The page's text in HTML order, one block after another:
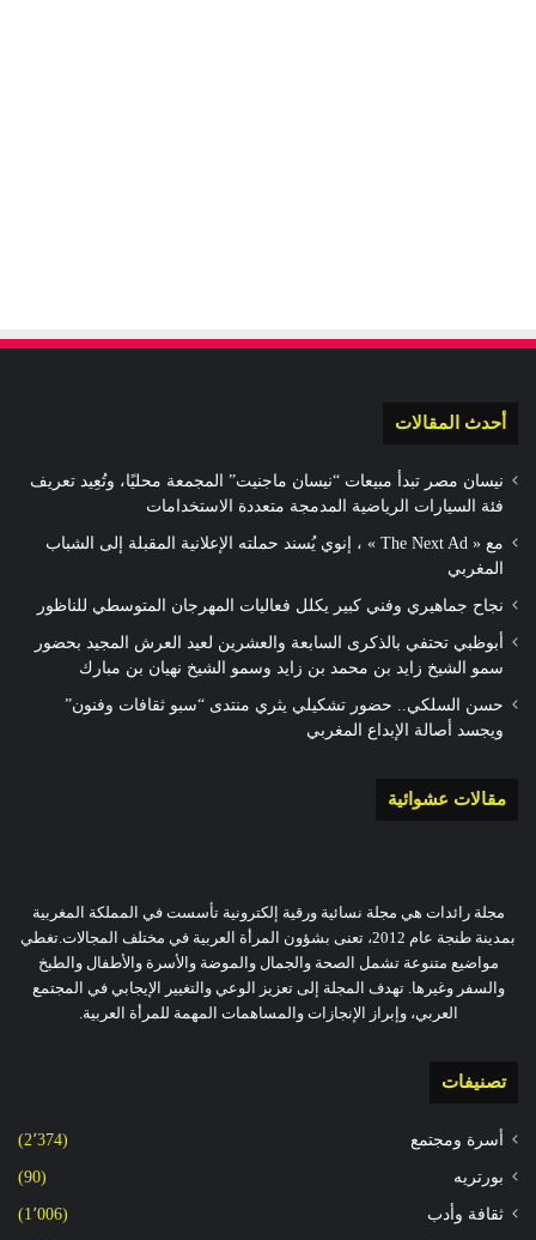
أحدث المقالات
نيسان مصر تبدأ مبيعات “نيسان ماجنيت” المجمعة محليًا، وتُعِيد تعريف
فئة السيارات الرياضية المدمجة متعددة الاستخدامات
مع « The Next Ad » ، إنوي يُسند حملته الإعلانية المقبلة إلى الشباب
المغربي
نجاح جماهيري وفني كبير يكلل فعاليات المهرجان المتوسطي للناظور
أبوظبي تحتفي بالذكرى السابعة والعشرين لعيد العرش المجيد بحضور
سمو الشيخ زايد بن محمد بن زايد وسمو الشيخ نهيان بن مبارك
حسن السلكي.. حضور تشكيلي يثري منتدى “سبو ثقافات وفنون”
ويجسد أصالة الإبداع المغربي
مقالات عشوائية
مجلة رائدات هي مجلة نسائية ورقية إلكترونية تأسست في المملكة المغربية
بمدينة طنجة عام 2012، تعنى بشؤون المرأة العربية في مختلف المجالات.تغطي
مواضيع متنوعة تشمل الصحة والجمال والموضة والأسرة والأطفال والطبخ
والسفر وغيرها. تهدف المجلة إلى تعزيز الوعي والتغيير الإيجابي في المجتمع
العربي، وإبراز الإنجازات والمساهمات المهمة للمرأة العربية.
تصنيفات
أسرة ومجتمع (2٬374)
بورتريه (90)
ثقافة وأدب (1٬006)